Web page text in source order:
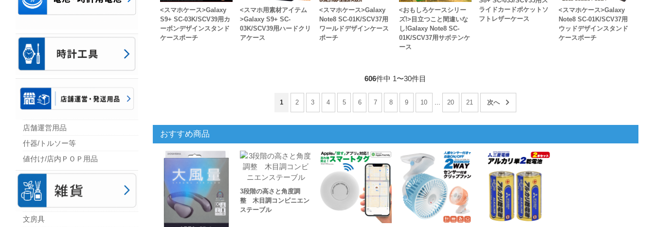
<スマホケース>Galaxy
S9+ SC-03K/SCV39用カ
ーボンデザインスタンド
ケースポーチ
<スマホ用素材アイテム
>Galaxy S9+ SC-
03K/SCV39用ハードクリ
アケース
<スマホケース>Galaxy
Note8 SC-01K/SCV37用
ワールドデザインケース
ポーチ
<おもしろケースシリー
ズ!>目立つこと間違いな
し!Galaxy Note8 SC-
01K/SCV37用サボテンケ
ース
ライドカードポケットソ
フトレザーケース
<スマホケース>Galaxy
Note8 SC-01K/SCV37用
ウッドデザインスタンド
ケースポーチ
606件中 1〜30件目
1 2 3 4 5 6 7 8 9 10 ... 20 21
おすすめ商品
3段階の高さと角度調
整 木目調コンビニエン
ステーブル
店舗運営用品
什器/トルソー等
値付け/店内ＰＯＰ用品
文房具